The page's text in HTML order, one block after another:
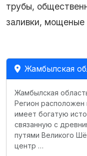
трубы,
заливки, мощеные
Жамбылская
Жамбылская
Регион расположен
имеет богатую
связанную с
путями Великого
центр …